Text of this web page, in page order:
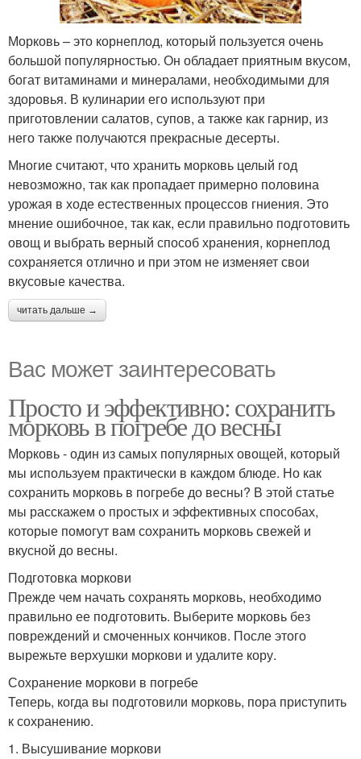
Морковь – это корнеплод, который пользуется очень
большой популярностью. Он обладает приятным вкусом,
богат витаминами и минералами, необходимыми для
здоровья. В кулинарии его используют при
приготовлении салатов, супов, а также как гарнир, из
него также получаются прекрасные десерты.
Многие считают, что хранить морковь целый год
невозможно, так как пропадает примерно половина
урожая в ходе естественных процессов гниения. Это
мнение ошибочное, так как, если правильно подготовить
овощ и выбрать верный способ хранения, корнеплод
сохраняется отлично и при этом не изменяет свои
вкусовые качества.
читать дальше →
Вас может заинтересовать
Просто и эффективно: сохранить
морковь в погребе до весны
Морковь - один из самых популярных овощей, который
мы используем практически в каждом блюде. Но как
сохранить морковь в погребе до весны? В этой статье
мы расскажем о простых и эффективных способах,
которые помогут вам сохранить морковь свежей и
вкусной до весны.
Подготовка моркови
Прежде чем начать сохранять морковь, необходимо
правильно ее подготовить. Выберите морковь без
повреждений и смоченных кончиков. После этого
вырежьте верхушки моркови и удалите кору.
Сохранение моркови в погребе
Теперь, когда вы подготовили морковь, пора приступить
к сохранению.
1. Высушивание моркови